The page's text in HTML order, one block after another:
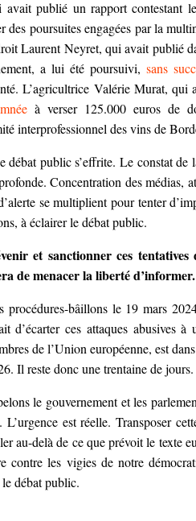
avait publié un rapport contestant
poursuites engagées par la
Laurent Neyret, qui avait publié
a lui été poursuivi, sans
L’agricultrice Valérie Murat, qui
à verser 125.000 euros de
interprofessionnel des vins de
public s’effrite. Le constat de
Concentration des médias,
se multiplient pour tenter
à éclairer le débat public.
et sanctionner ces tentatives
de menacerla liberté d’informer.
procédures-bâillons le 19 mars
d’écarter ces attaques abusives à
de l’Union européenne, est
Il reste donc une trentaine de jours.
le gouvernement et les
est réelle. Transposer
au-delà de ce que prévoit le texte
contre les vigies de notre
débat public.